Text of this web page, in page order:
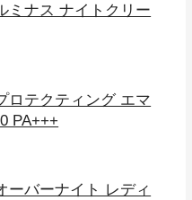
ミナス ナイトクリー
ロテクティング エマ
PA+++
ーバーナイト レディ